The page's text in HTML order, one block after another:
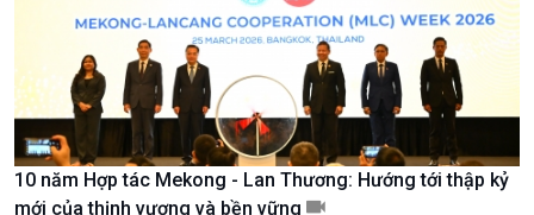
Nhận diện sự thật
Pháp luật và đời sống
bền
10 năm Hợp tác Mekong - Lan Thương: Hướng tới thập kỷ
mới của thịnh vượng và bền vững